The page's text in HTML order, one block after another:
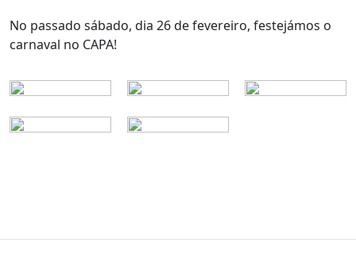
No passado sábado, dia 26 de fevereiro, festejámos o
carnaval no CAPA!